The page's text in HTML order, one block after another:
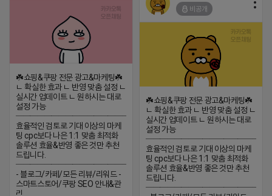
☘️쇼핑&쿠팡 전문 광고&마케팅☘️
ㄴ 확실한 효과 ㄴ 반영 맞춤 설정 ㄴ
실시간 업데이트 ㄴ 원하시는 대로
설정 가능
─────────────────
효율적인 검토로 기대 이상의 마케
팅 cpc보다 나은 1:1 맞춤 최적화
솔루션 효율&반영 좋은 것만 추천
드립니다.
─────────────────
- 블로그/카페/모든 리뷰/리워드 -
스마트스토어/쿠팡 SEO 안내&관
리
비공개
☘️쇼핑&쿠팡 전문 광고&마케팅☘️
ㄴ 확실한 효과 ㄴ 반영 맞춤 설정 ㄴ
실시간 업데이트 ㄴ 원하시는 대로
설정 가능
─────────────────
효율적인 검토로 기대 이상의 마케
팅 cpc보다 나은 1:1 맞춤 최적화
솔루션 효율&반영 좋은 것만 추천
드립니다.
─────────────────